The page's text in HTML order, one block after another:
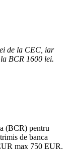
de la CEC, iar
BCR 1600 lei.
(BCR) pentru
de banca
max 750 EUR.